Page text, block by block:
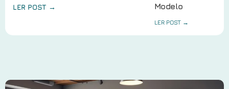
LER POST →
Modelo
LER POST →